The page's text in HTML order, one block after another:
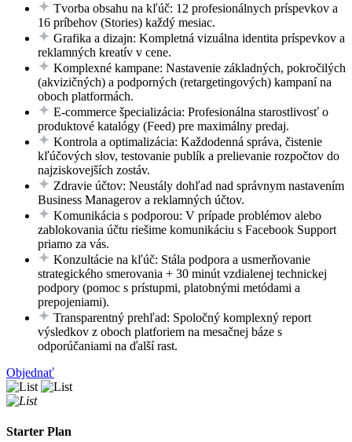
Tvorba obsahu na kľúč: 12 profesionálnych príspevkov a
16 príbehov (Stories) každý mesiac.
Grafika a dizajn: Kompletná vizuálna identita príspevkov a
reklamných kreatív v cene.
Komplexné kampane: Nastavenie základných, pokročilých
(akvizičných) a podporných (retargetingových) kampaní na
oboch platformách.
E-commerce špecializácia: Profesionálna starostlivosť o
produktové katalógy (Feed) pre maximálny predaj.
Kontrola a optimalizácia: Každodenná správa, čistenie
kľúčových slov, testovanie publík a prelievanie rozpočtov do
najziskovejších zostáv.
Zdravie účtov: Neustály dohľad nad správnym nastavením
Business Managerov a reklamných účtov.
Komunikácia s podporou: V prípade problémov alebo
zablokovania účtu riešime komunikáciu s Facebook Support
priamo za vás.
Konzultácie na kľúč: Stála podpora a usmerňovanie
strategického smerovania + 30 minút vzdialenej technickej
podpory (pomoc s prístupmi, platobnými metódami a
prepojeniami).
Transparentný prehľad: Spoločný komplexný report
výsledkov z oboch platforiem na mesačnej báze s
odporúčaniami na ďalší rast.
Objednať
Starter Plan